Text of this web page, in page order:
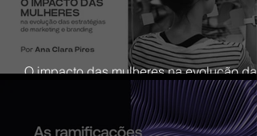
O impacto das mulheres na evolução das
estratégias de marketing e branding